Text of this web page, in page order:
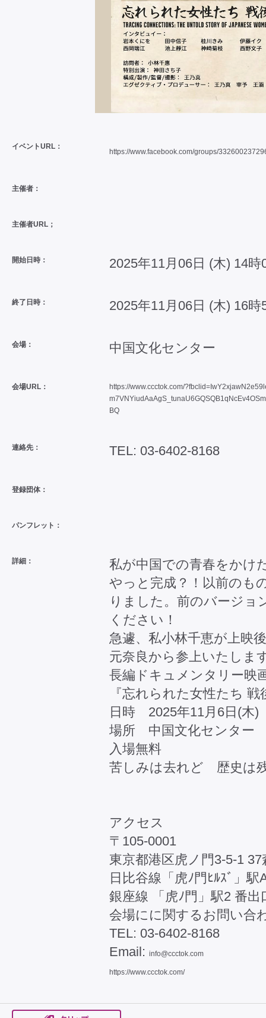
イベントURL：
https://www.facebook.com/groups/
主催者：
主催者URL；
開始日時： 2025年11月06日 (木) 14時
終了日時： 2025年11月06日 (木) 16時
会場： 中国文化センター
会場URL：
https://www.ccctok.com/
BQ
連絡先： TEL: 03-6402-8168
登録団体：
パンフレット：
詳細：
私が中国での青春をかけ
やっと完成？！以前のも
りました。前のバージョ
ください！
急遽、私小林千恵が上映
元奈良から参上いたしま
長編ドキュメンタリー映
『忘れられた女性たち
日時 2025年11月6日(木
場所 中国文化センター
入場無料
苦しみは去れど 歴史
アクセス
〒105-0001
東京都港区虎ノ門3-5-1
日比谷線「虎ﾉ門ﾋﾙｽﾞ」
銀座線 「虎ﾉ門」駅2 番
会場にに関するお問い合
TEL: 03-6402-8168
Email: info@ccctok.com
https://www.ccctok.com/